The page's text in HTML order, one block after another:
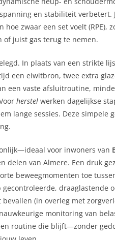
en stabiliteit verbetert.
zwaar een set voelt
of juist gas terug te nemen.
In plaats van een strikte
een eiwitbron, twee extra
een vaste afsluitroutine,
herstel werken dagelijkse
lange sessies. Deze simpele
voor inwoners van
delen van Almere. Een druk
beweegmomenten toe
gecontroleerde, draaglastende
(in overleg met
monitoring van
routine die blijft—zonder